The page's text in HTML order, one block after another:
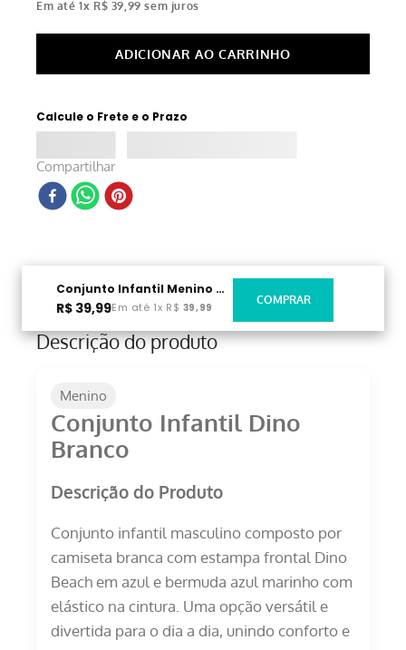
Em até1x R$ 39,99 sem juros
Calcule o Frete e o Prazo
Compartilhar
Conjunto Infantil Menino Dino Branco
R$ 39,99Em até 1x R$ 39,99
Descrição do produto
Menino
Conjunto Infantil Dino
Branco
Descrição do Produto
Conjunto infantil masculino composto por
camiseta branca com estampa frontal Dino
Beach em azul e bermuda azul marinho com
elástico na cintura. Uma opção versátil e
divertida para o dia a dia, unindo conforto e